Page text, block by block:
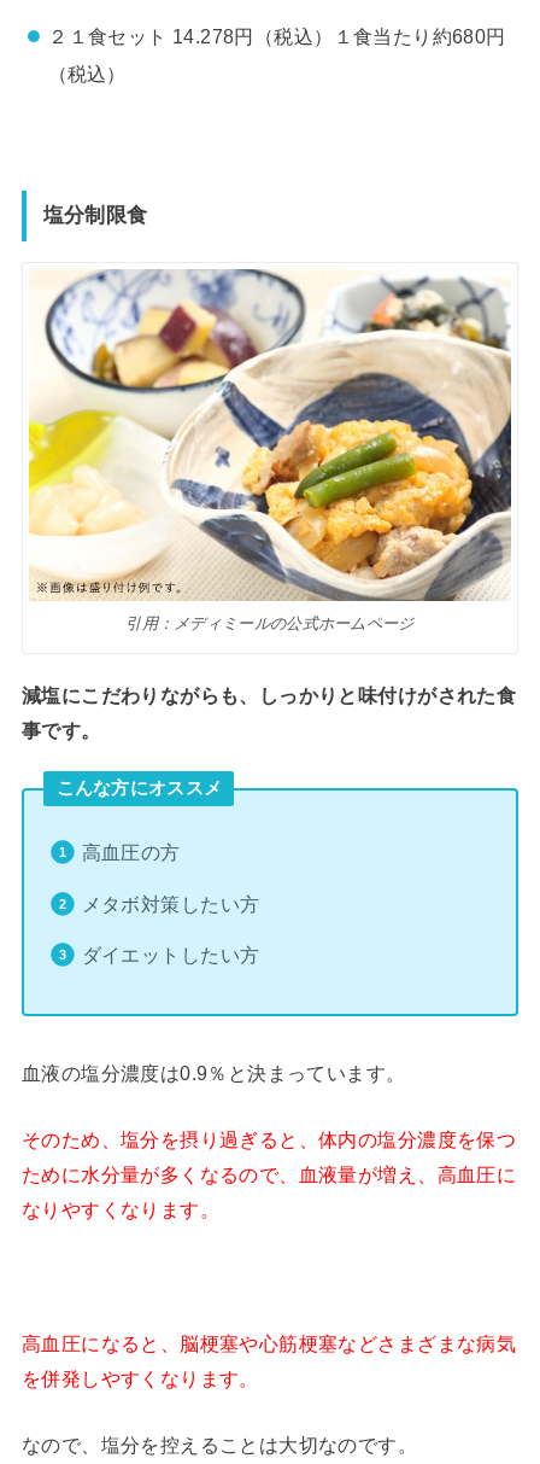
２１食セット 14.278円（税込）１食当たり約680円
（税込）
塩分制限食
引用：メディミールの公式ホームページ
減塩にこだわりながらも、しっかりと味付けがされた食
事です。
こんな方にオススメ
高血圧の方
メタボ対策したい方
ダイエットしたい方
血液の塩分濃度は0.9％と決まっています。
そのため、塩分を摂り過ぎると、体内の塩分濃度を保つ
ために水分量が多くなるので、血液量が増え、高血圧に
なりやすくなります。
高血圧になると、脳梗塞や心筋梗塞などさまざまな病気
を併発しやすくなります。
なので、塩分を控えることは大切なのです。